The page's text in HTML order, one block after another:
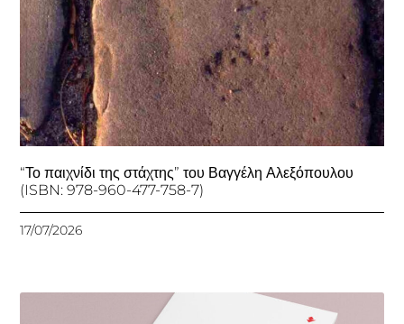
“Το παιχνίδι της στάχτης” του Βαγγέλη Αλεξόπουλου
(ISBN: 978-960-477-758-7)
17/07/2026